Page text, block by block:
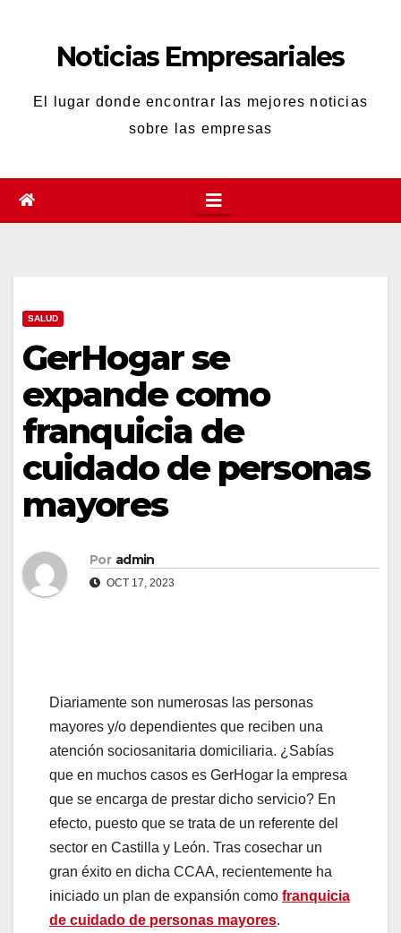
contenidoNoticias Empresariales
El lugar donde encontrar las mejores noticias
sobre las empresas
SALUD
GerHogar se
expande como
franquicia de
cuidado de personas
mayores
Por admin
OCT 17, 2023
Diariamente son numerosas las personas
mayores y/o dependientes que reciben una
atención sociosanitaria domiciliaria. ¿Sabías
que en muchos casos es GerHogar la empresa
que se encarga de prestar dicho servicio? En
efecto, puesto que se trata de un referente del
sector en Castilla y León. Tras cosechar un
gran éxito en dicha CCAA, recientemente ha
iniciado un plan de expansión como franquicia
de cuidado de personas mayores.